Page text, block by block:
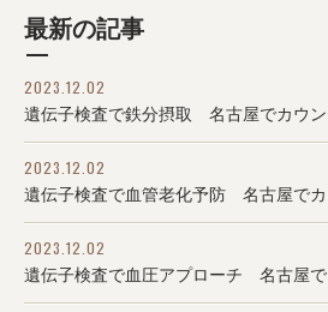
最新の記事
2023.12.02
遺伝子検査で鉄分摂取 名古屋でカウ
2023.12.02
遺伝子検査で血管老化予防 名古屋で
2023.12.02
遺伝子検査で血圧アプローチ 名古屋